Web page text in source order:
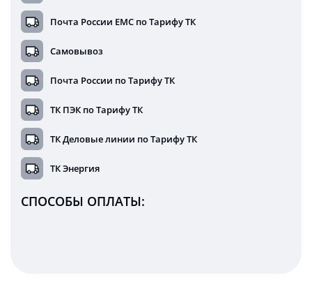
Почта России ЕМС по Тарифу ТК
Самовывоз
Почта России по Тарифу ТК
ТК ПЭК по Тарифу ТК
ТК Деловые линии по Тарифу ТК
ТК Энергия
СПОСОБЫ ОПЛАТЫ: